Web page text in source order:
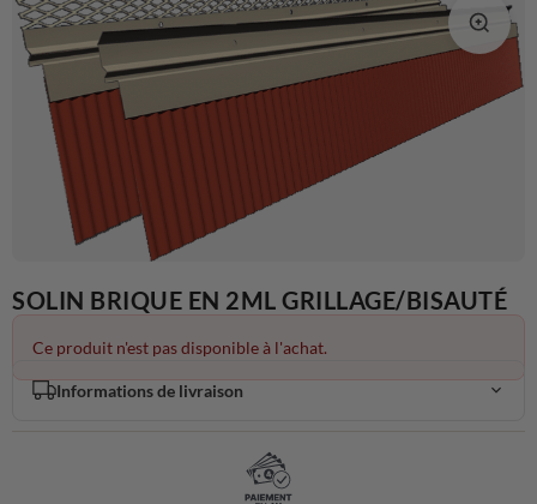
SOLIN BRIQUE EN 2ML GRILLAGE/BISAUTÉ
Ce produit n'est pas disponible à l'achat.
Informations de livraison